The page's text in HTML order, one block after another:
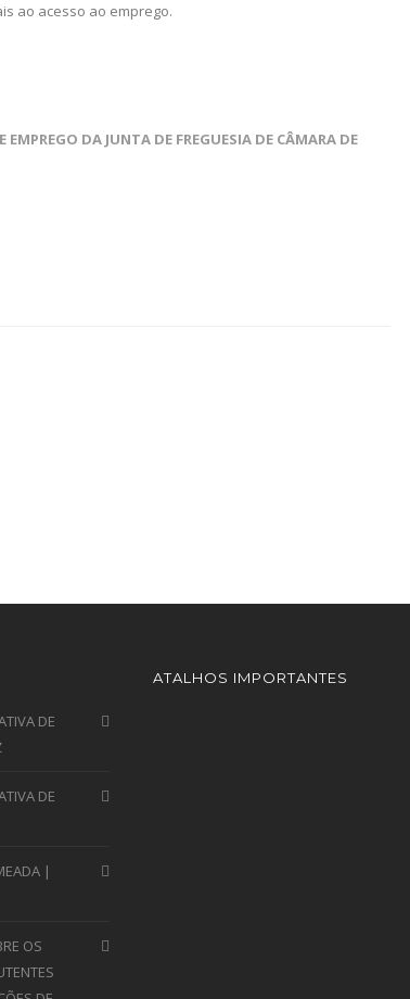
ao acesso ao emprego.
EMPREGO DA JUNTA DE FREGUESIA DE CÂMARA DE
DE
DE
|
OS
ATALHOS IMPORTANTES